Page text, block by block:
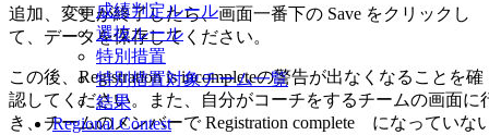
成績判定ルール
選抜ルール
特別措置
特別措置対象チーム一覧
結果
Regional Contest
追加、変更が終了したら、画面一番下の Save をクリックし
て、データを保存してください。
この後、Registration is incompleteの警告が出なくなることを確
認してください。また、自分がコーチをするチームの画面に
き、チームのメンバーで Registration complete になっていな